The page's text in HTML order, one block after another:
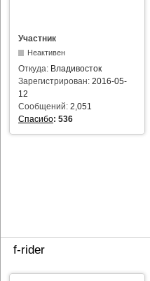
Участник
Неактивен
Откуда: Владивосток
Зарегистрирован: 2016-05-
12
Сообщений: 2,051
Спасибо: 536
f-rider